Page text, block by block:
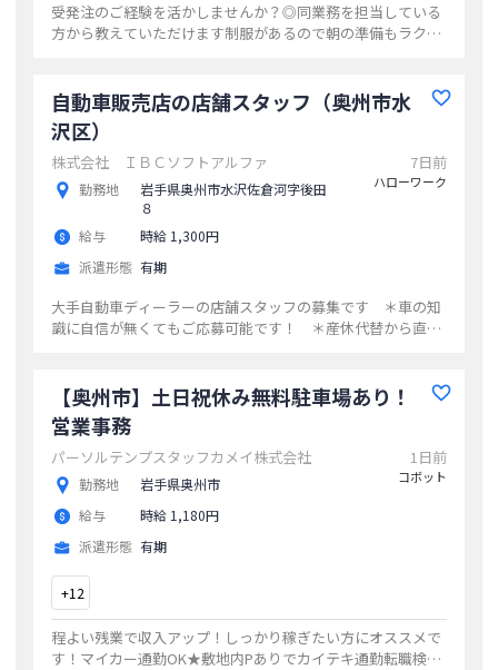
受発注のご経験を活かしませんか？◎同業務を担当している
方から教えていただけます制服があるので朝の準備もラクラ
自動車販売店の店舗スタッフ（奥州市水
沢区）
株式会社 ＩＢＣソフトアルファ
勤務地
岩手県奥州市水沢佐倉河字後田
８
給与
時給 1,300円
派遣形態 有期
7日前
ハローワーク
大手自動車ディーラーの店舗スタッフの募集です ＊車の知
識に自信が無くてもご応募可能です！ ＊産休代替から直接
その他、上記に付随する業務 ＊パソコン操作あり（Ｅｘｃ
ｅｌ、Ｗｏｒｄ等） 【変更範囲：変更なし】 ＊産休代
替での募集です
【奥州市】土日祝休み無料駐車場あり！
営業事務
パーソルテンプスタッフカメイ株式会社
勤務地
岩手県奥州市
給与
時給 1,180円
派遣形態 有期
1日前
コボット
+12
程よい残業で収入アップ！しっかり稼ぎたい方にオススメで
す！マイカー通勤OK★敷地内Pありでカイテキ通勤転職検討